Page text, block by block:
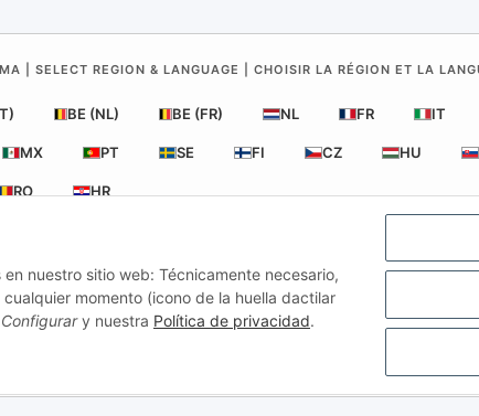
nuestro sitio web: Técnicamente necesario,
momento (icono de la huella dactilar
Configurary nuestra Política de privacidad.
| SELECT REGION & LANGUAGE | CHOISIR LA RÉGION ET LA
BE (NL) BE (FR) NL FR IT
MX PT SE FI CZ HU
RO HR
en recambios para remolques
| P. IVA (DE): DE354251646
netas (VIES) disponibles.